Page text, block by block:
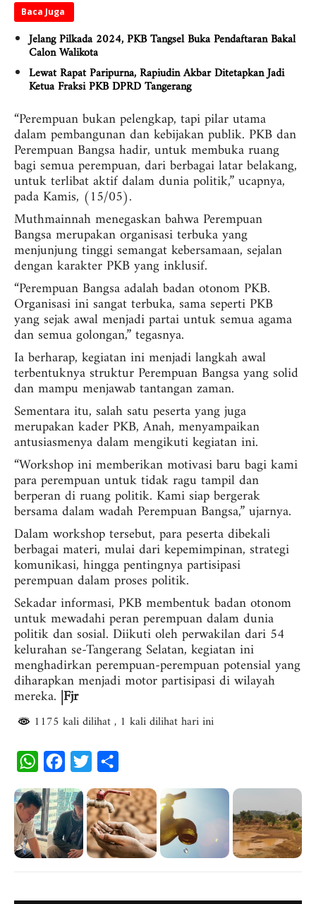
Baca Juga
Jelang Pilkada 2024, PKB Tangsel Buka Pendaftaran Bakal
Calon Walikota
Lewat Rapat Paripurna, Rapiudin Akbar Ditetapkan Jadi
Ketua Fraksi PKB DPRD Tangerang
“Perempuan bukan pelengkap, tapi pilar utama
dalam pembangunan dan kebijakan publik. PKB dan
Perempuan Bangsa hadir, untuk membuka ruang
bagi semua perempuan, dari berbagai latar belakang,
untuk terlibat aktif dalam dunia politik,” ucapnya,
pada Kamis, (15/05).
Muthmainnah menegaskan bahwa Perempuan
Bangsa merupakan organisasi terbuka yang
menjunjung tinggi semangat kebersamaan, sejalan
dengan karakter PKB yang inklusif.
“Perempuan Bangsa adalah badan otonom PKB.
Organisasi ini sangat terbuka, sama seperti PKB
yang sejak awal menjadi partai untuk semua agama
dan semua golongan,” tegasnya.
Ia berharap, kegiatan ini menjadi langkah awal
terbentuknya struktur Perempuan Bangsa yang solid
dan mampu menjawab tantangan zaman.
Sementara itu, salah satu peserta yang juga
merupakan kader PKB, Anah, menyampaikan
antusiasmenya dalam mengikuti kegiatan ini.
“Workshop ini memberikan motivasi baru bagi kami
para perempuan untuk tidak ragu tampil dan
berperan di ruang politik. Kami siap bergerak
bersama dalam wadah Perempuan Bangsa,” ujarnya.
Dalam workshop tersebut, para peserta dibekali
berbagai materi, mulai dari kepemimpinan, strategi
komunikasi, hingga pentingnya partisipasi
perempuan dalam proses politik.
Sekadar informasi, PKB membentuk badan otonom
untuk mewadahi peran perempuan dalam dunia
politik dan sosial. Diikuti oleh perwakilan dari 54
kelurahan se-Tangerang Selatan, kegiatan ini
menghadirkan perempuan-perempuan potensial yang
diharapkan menjadi motor partisipasi di wilayah
mereka. |Fjr
1175 kali dilihat, 1 kali dilihat hari ini
W
a
t
s
c
e
b
i
t
t
a
r
e